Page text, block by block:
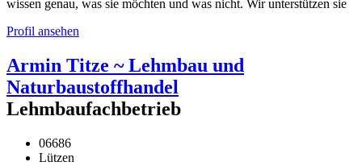
wissen genau, was sie möchten und was nicht. Wir unterstützen sie
Profil ansehen
Armin Titze ~ Lehmbau und
Naturbaustoffhandel
Lehmbaufachbetrieb
06686
Lützen